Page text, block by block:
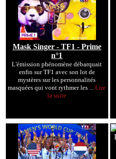
Mask Singer - TF1 - Prime
n°1
L'émission phénomène débarquait
enfin sur TF1 avec son lot de
mystères sur les personnalités
masquées qui vont rythmer les ...Lire
la suite